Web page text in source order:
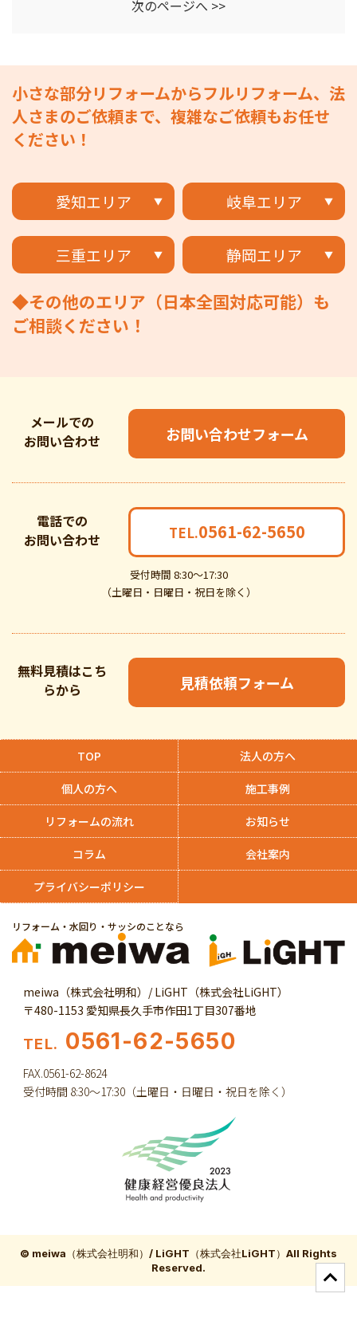
次のページへ >>
小さな部分リフォームからフルリフォーム、法
人さまのご依頼まで、複雑なご依頼もお任せ
ください！
愛知エリア 岐阜エリア
三重エリア 静岡エリア
◆その他のエリア（日本全国対応可能）も
ご相談ください！
メールでの
お問い合わせ
お問い合わせフォーム
電話での
お問い合わせ
受付時間 8:30～17:30
（土曜日・日曜日・祝日を除く）
TEL.0561-62-5650
無料見積はこち
らから
見積依頼フォーム
リフォーム・水回り・サッシのことなら
meiwa（株式会社明和）/ LiGHT（株式会社LiGHT）
〒480-1153 愛知県長久手市作田1丁目307番地
TEL. 0561-62-5650
FAX.0561-62-8624
受付時間 8:30～17:30（土曜日・日曜日・祝日を除く）
TOP 法人の方へ
個人の方へ 施工事例
リフォームの流れ お知らせ
コラム 会社案内
プライバシーポリシー
© meiwa（株式会社明和）/ LiGHT（株式会社LiGHT）All Rights
Reserved.